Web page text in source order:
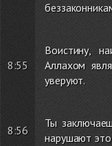
8:55
Воистину,
Аллахом
уверуют.
8:56
Ты
нарушают